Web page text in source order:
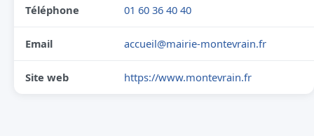
Téléphone 01 60 36 40 40
Email accueil@mairie-montevrain.fr
Site web https://www.montevrain.fr